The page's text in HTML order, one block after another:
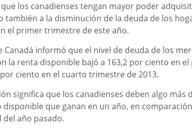
los canadienses tengan mayor poder
también a la disminución de la deuda de los
el primer trimestre de este año.
Canadá informó que el nivel de deuda de los
la renta disponible bajó a 163,2 por ciento en
ciento en el cuarto trimestre de 2013.
significa que los canadienses deben algo más
disponible que ganan en un año, en
del año pasado.